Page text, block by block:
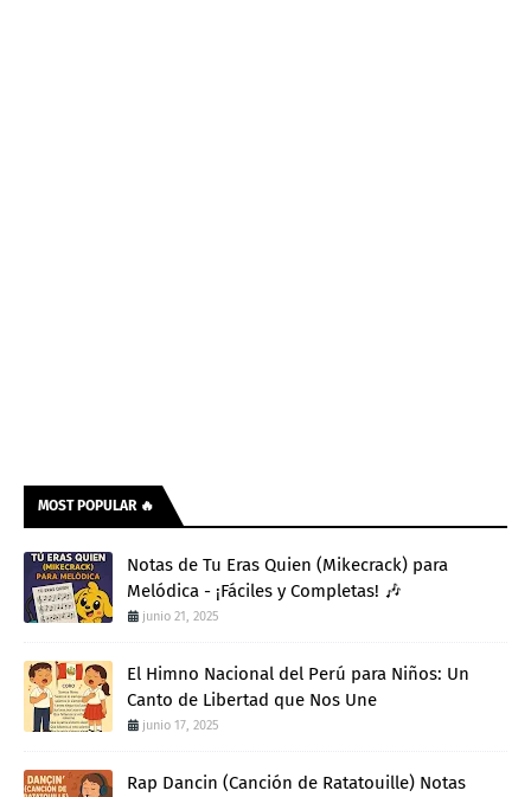
MOST POPULAR 🔥
Notas de Tu Eras Quien (Mikecrack) para
Melódica - ¡Fáciles y Completas! 🎶
junio 21, 2025
El Himno Nacional del Perú para Niños: Un
Canto de Libertad que Nos Une
junio 17, 2025
Rap Dancin (Canción de Ratatouille) Notas